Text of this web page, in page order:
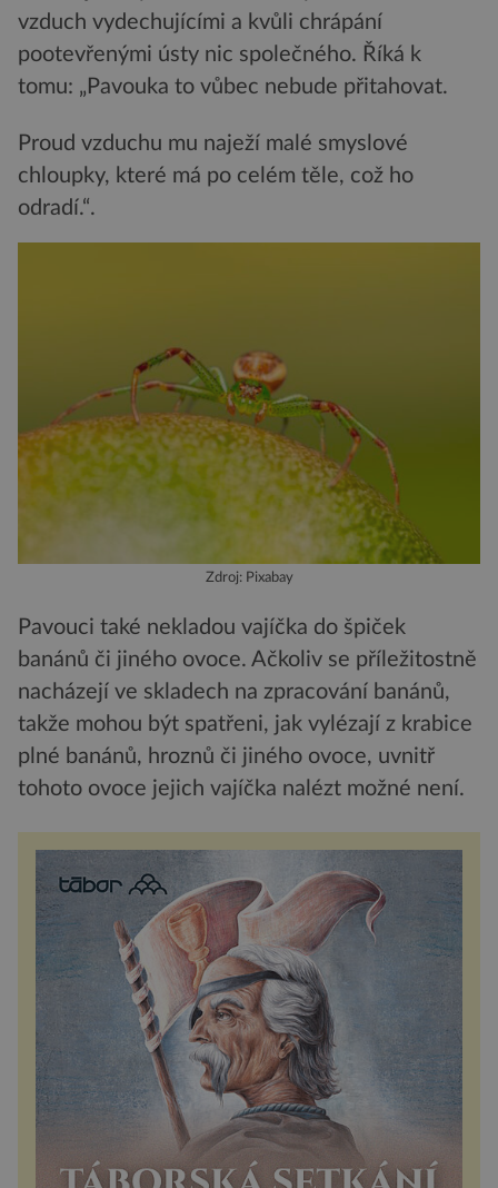
vzduch vydechujícími a kvůli chrápání
pootevřenými ústy nic společného. Říká k
tomu: „Pavouka to vůbec nebude přitahovat.
Proud vzduchu mu naježí malé smyslové
chloupky, které má po celém těle, což ho
odradí.“.
Zdroj: Pixabay
Pavouci také nekladou vajíčka do špiček
banánů či jiného ovoce. Ačkoliv se příležitostně
nacházejí ve skladech na zpracování banánů,
takže mohou být spatřeni, jak vylézají z krabice
plné banánů, hroznů či jiného ovoce, uvnitř
tohoto ovoce jejich vajíčka nalézt možné není.